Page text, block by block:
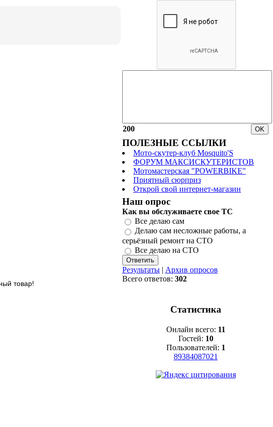
товар!
200
ПОЛЕЗНЫЕ ССЫЛКИ
Мото-скутер-клуб Mosquito'S
ФОРУМ МАКСИСКУТЕРИСТОВ
Мотомастерская "POWERBIKE"
Приятный сюрприз
Открой свой интернет-магазин
Наш опрос
Как вы обслуживаете свое ТС
Все делаю сам
Делаю сам несложные работы, а
серьёзный ремонт на СТО
Все делаю на СТО
Результаты | Архив опросов
Всего ответов: 302
Статистика
Онлайн всего: 11
Гостей: 10
Пользователей: 1
89384087021